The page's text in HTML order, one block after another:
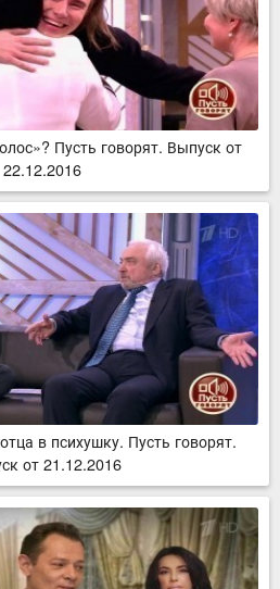
Пусть говорят. Выпуск от
22.12.2016
в психушку. Пусть говорят.
от 21.12.2016